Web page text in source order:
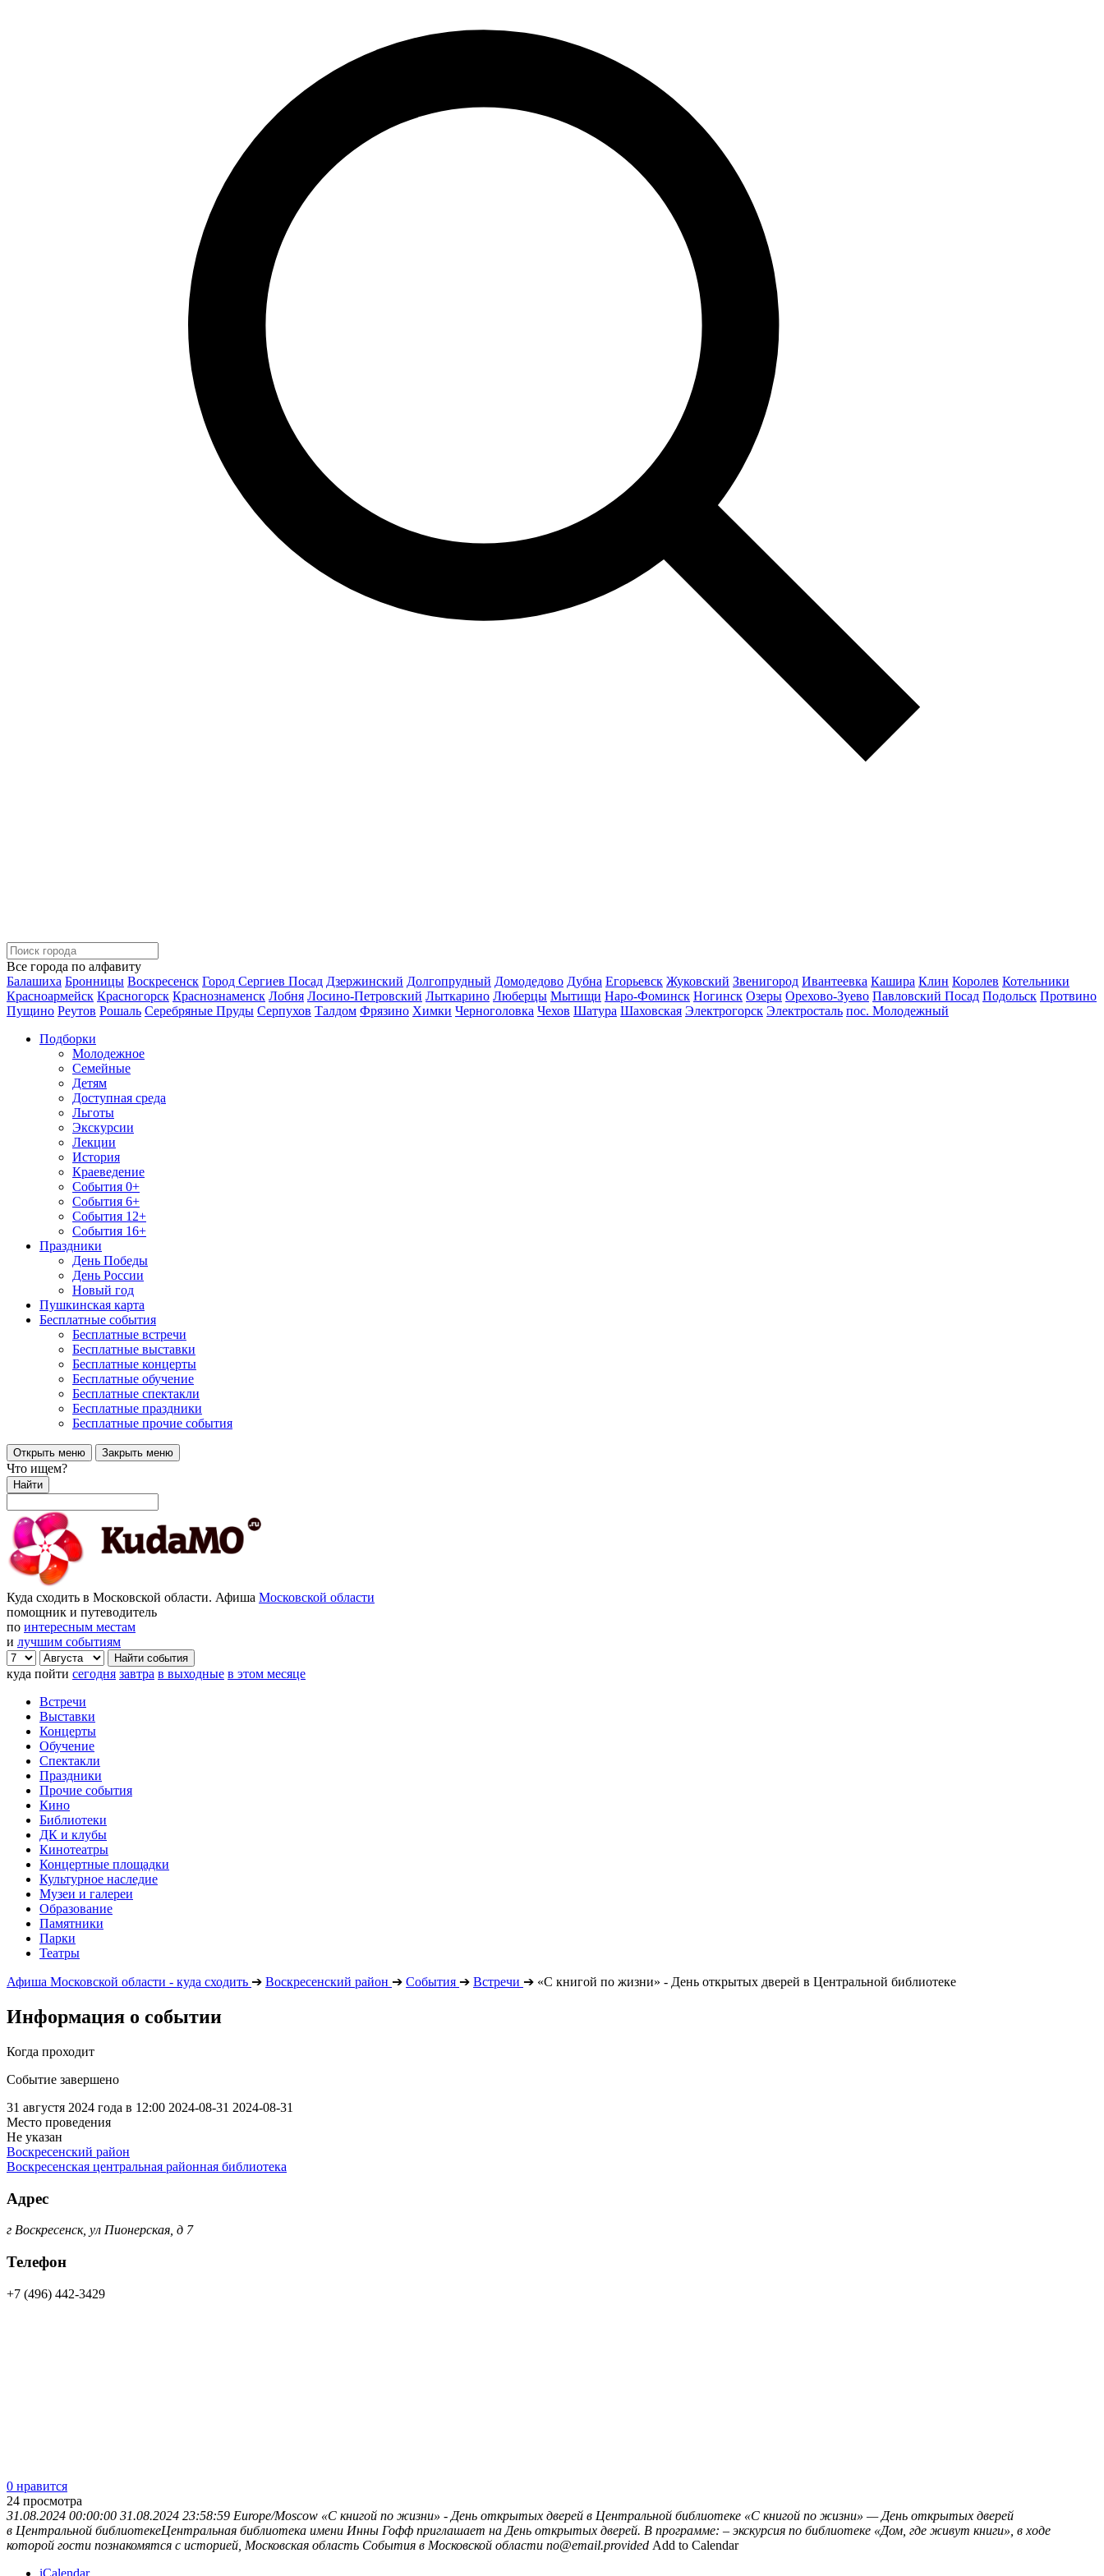
Все города по алфавиту
Балашиха Бронницы Воскресенск Город Сергиев Посад Дзержинский Долгопрудный Домодедово Дубна Егорьевск Жуковский Звенигород Ивантеевка Кашира Клин Королев Котельники
Красноармейск Красногорск Краснознаменск Лобня Лосино-Петровский Лыткарино Люберцы Мытищи Наро-Фоминск Ногинск Озеры Орехово-Зуево Павловский Посад Подольск Протвино
Пущино Реутов Рошаль Серебряные Пруды Серпухов Талдом Фрязино Химки Черноголовка Чехов Шатура Шаховская Электрогорск Электросталь пос. Молодежный
Подборки
Молодежное
Семейные
Детям
Доступная среда
Льготы
Экскурсии
Лекции
История
Краеведение
События 0+
События 6+
События 12+
События 16+
Праздники
День Победы
День России
Новый год
Пушкинская карта
Бесплатные события
Бесплатные встречи
Бесплатные выставки
Бесплатные концерты
Бесплатные обучение
Бесплатные спектакли
Бесплатные праздники
Бесплатные прочие события
Открыть меню Закрыть меню
Что ищем?
Найти
Куда сходить в Московской области. Афиша Московской области
помощник и путеводитель
по интересным местам
и лучшим событиям
куда пойти сегодня завтра в выходные в этом месяце
Встречи
Выставки
Концерты
Обучение
Спектакли
Праздники
Прочие события
Кино
Библиотеки
ДК и клубы
Кинотеатры
Концертные площадки
Культурное наследие
Музеи и галереи
Образование
Памятники
Парки
Театры
Афиша Московской области - куда сходить ➔ Воскресенский район ➔ События ➔ Встречи ➔ «С книгой по жизни» - День открытых дверей в Центральной библиотеке
Информация о событии
Когда проходит
Событие завершено
31 августя 2024 года в 12:00 2024-08-31 2024-08-31
Место проведения
Не указан
Воскресенский район
Воскресенская центральная районная библиотека
Адрес
г Воскресенск, ул Пионерская, д 7
Телефон
+7 (496) 442-3429
0 нравится
24 просмотра
31.08.2024 00:00:00 31.08.2024 23:58:59 Europe/Moscow «С книгой по жизни» - День открытых дверей в Центральной библиотеке «С книгой по жизни» — День открытых дверей
в Центральной библиотекеЦентральная библиотека имени Инны Гофф приглашает на День открытых дверей. В программе: – экскурсия по библиотеке «Дом, где живут книги», в ходе
которой гости познакомятся с историей, Московская область События в Московской области no@email.provided Add to Calendar
iCalendar